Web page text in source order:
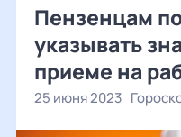
Пензенцам
указывать
приеме на
25 июня 2023